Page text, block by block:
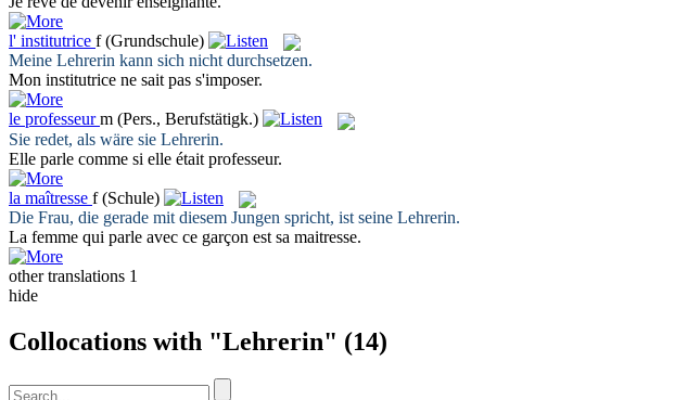
l' institutrice f (Grundschule)
Meine Lehrerin kann sich nicht durchsetzen.
Mon institutrice ne sait pas s'imposer.
le professeur m (Pers., Berufstätigk.)
Sie redet, als wäre sie Lehrerin.
Elle parle comme si elle était professeur.
la maîtresse f (Schule)
Die Frau, die gerade mit diesem Jungen spricht, ist seine Lehrerin.
La femme qui parle avec ce garçon est sa maitresse.
other translations 1
hide
Collocations with "Lehrerin" (14)